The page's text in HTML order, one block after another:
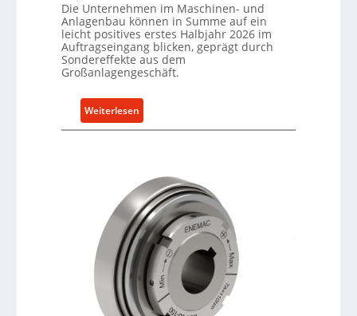
Die Unternehmen im Maschinen- und
Anlagenbau können in Summe auf ein
leicht positives erstes Halbjahr 2026 im
Auftragseingang blicken, geprägt durch
Sondereffekte aus dem
Großanlagengeschäft.
Weiterlesen
M
h
i
n
e
n
b
a
u